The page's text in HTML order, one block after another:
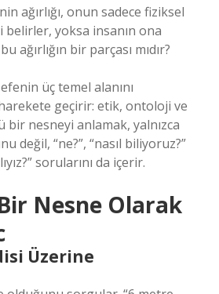
ağırlığı, onun sadece fiziksel
yoksa insanın ona
ağırlığın bir parçası mıdır?
üç temel alanını
harekete geçirir: etik, ontoloji ve
bir nesneyi anlamak, yalnızca
değil, “ne?”, “nasıl biliyoruz?”
sorularını da içerir.
Nesne Olarak
Üzerine